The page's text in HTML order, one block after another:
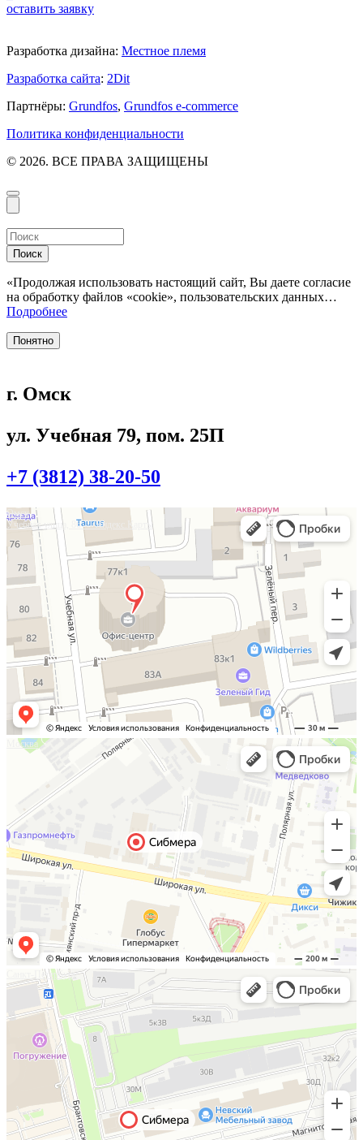
оставить заявку
Разработка дизайна: Местное племя
Разработка сайта: 2Dit
Партнёры: Grundfos, Grundfos e-commerce
Политика конфиденциальности
© 2026. ВСЕ ПРАВА ЗАЩИЩЕНЫ
Поиск
«Продолжая использовать настоящий сайт, Вы даете согласие
на обработку файлов «cookie», пользовательских данных…
Подробнее
Понятно
г. Омск
ул. Учебная 79, пом. 25П
+7 (3812) 38-20-50
Омск
Учебная улица, 86 — Яндекс.Карты
Москва
Санкт-Петербург